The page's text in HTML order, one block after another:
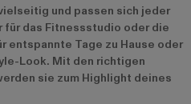
und passen sich jeder
für das Fitnessstudio oder die
entspannte Tage zu Hause oder
Look. Mit den richtigen
sie zum Highlight deines